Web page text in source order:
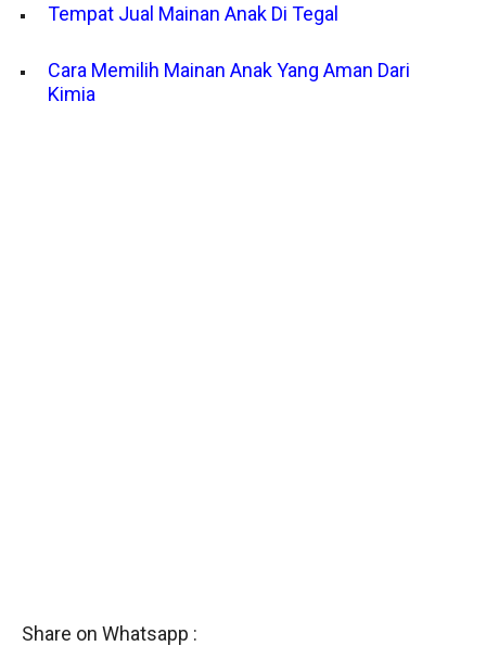
Tempat Jual Mainan Anak Di Tegal
Cara Memilih Mainan Anak Yang Aman Dari
Kimia
Share on Whatsapp :